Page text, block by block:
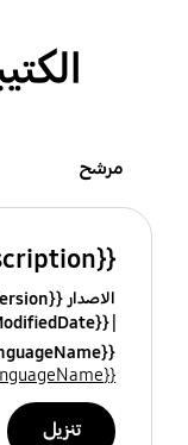
مرشح
{{file.description}}
الاصدار {{file.fileVersion}}
{{file.fileModifiedDate}}
{{file.languageName}}
{{file.languageName}}
تنزيل